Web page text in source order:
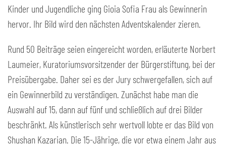
Kinder und Jugendliche ging Gioia Sofia Frau als Gewinnerin
hervor. Ihr Bild wird den nächsten Adventskalender zieren.
Rund 50 Beiträge seien eingereicht worden, erläuterte Norbert
Laumeier, Kuratoriumsvorsitzender der Bürgerstiftung, bei der
Preisübergabe. Daher sei es der Jury schwergefallen, sich auf
ein Gewinnerbild zu verständigen. Zunächst habe man die
Auswahl auf 15, dann auf fünf und schließlich auf drei Bilder
beschränkt. Als künstlerisch sehr wertvoll lobte er das Bild von
Shushan Kazarian. Die 15-Jährige, die vor etwa einem Jahr aus